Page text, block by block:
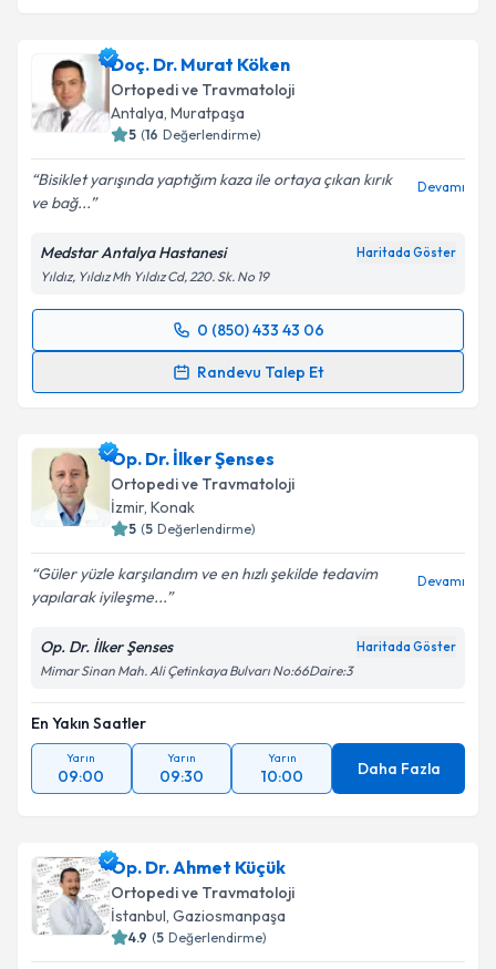
Doç. Dr. Murat Köken
Ortopedi ve Travmatoloji
Antalya, Muratpaşa
5 (16 Değerlendirme)
Bisiklet yarışında yaptığım kaza ile ortaya çıkan kırık
ve bağ...
Devamı
Medstar Antalya Hastanesi Haritada Göster
Yıldız, Yıldız Mh Yıldız Cd, 220. Sk. No 19
0 (850) 433 43 06
Randevu Talep Et
Randevu Takvimi Talebi
takvim hazırlandığında e-posta ile bilgilendireceğiz.
E-posta Adresiniz
Kişisel verilerimin işlenmesine ilişkin
kapsamda işlenmesini kabul ediyorum.
Op. Dr. İlker Şenses
Ortopedi ve Travmatoloji
İzmir, Konak
5 (5 Değerlendirme)
Güler yüzle karşılandım ve en hızlı şekilde tedavim
yapılarak iyileşme...
Devamı
Op. Dr. İlker Şenses Haritada Göster
Mimar Sinan Mah. Ali Çetinkaya Bulvarı No:66Daire:3
En Yakın Saatler
Yarın
09:00
Yarın
09:30
Yarın
10:00 Daha Fazla
Op. Dr. Ahmet Küçük
Ortopedi ve Travmatoloji
İstanbul, Gaziosmanpaşa
4.9 (5 Değerlendirme)